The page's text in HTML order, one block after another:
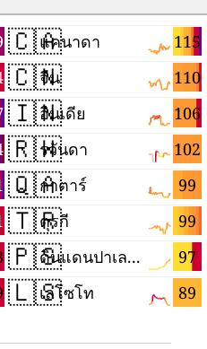
🇨🇦 115
แคนาดา
🇨🇳 110
จีน
🇮🇳 106
อินเดีย
🇷🇼 102
รวันดา
🇶🇦 99
กาตาร์
🇹🇷 99
ตุรกี
🇵🇸 97
ดินแดนปาเลสไตน์
🇱🇸 89
เลโซโท